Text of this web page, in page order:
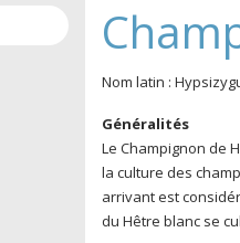
Nom latin :
Généralités
Le Champignon de
la culture des
arrivant est
du Hêtre blanc se